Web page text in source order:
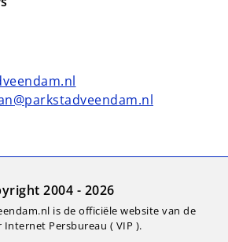
2004 - 2026
is de officiële website van de
Persbureau ( VIP ).